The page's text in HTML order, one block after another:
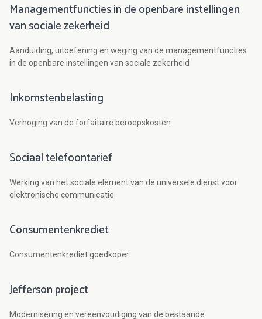
Managementfuncties in de openbare instellingen
van sociale zekerheid
Aanduiding, uitoefening en weging van de managementfuncties
in de openbare instellingen van sociale zekerheid
Inkomstenbelasting
Verhoging van de forfaitaire beroepskosten
Sociaal telefoontarief
Werking van het sociale element van de universele dienst voor
elektronische communicatie
Consumentenkrediet
Consumentenkrediet goedkoper
Jefferson project
Modernisering en vereenvoudiging van de bestaande